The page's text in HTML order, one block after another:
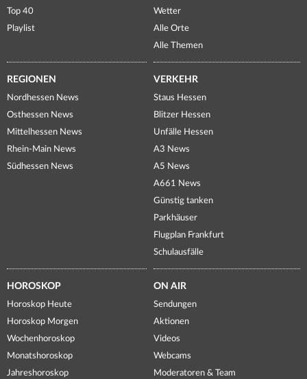
Top 40
Playlist
Wetter
Alle Orte
Alle Themen
REGIONEN
Nordhessen News
Osthessen News
Mittelhessen News
Rhein-Main News
Südhessen News
VERKEHR
Staus Hessen
Blitzer Hessen
Unfälle Hessen
A3 News
A5 News
A661 News
Günstig tanken
Parkhäuser
Flugplan Frankfurt
Schulausfälle
HOROSKOP
Horoskop Heute
Horoskop Morgen
Wochenhoroskop
Monatshoroskop
Jahreshoroskop
ON AIR
Sendungen
Aktionen
Videos
Webcams
Moderatoren & Team